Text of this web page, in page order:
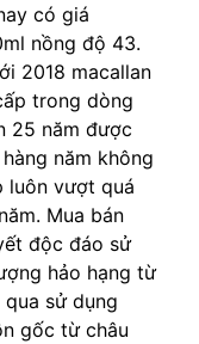
có giá
nồng độ 43.
2018 macallan
trong dòng
25 năm được
năm không
luôn vượt quá
Mua bán
độc đáo sử
hảo hạng từ
sử dụng
gốc từ châu